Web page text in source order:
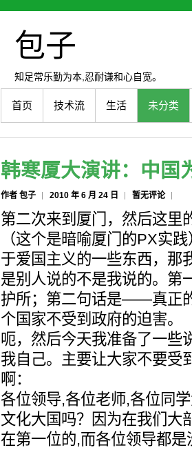
包子
知足常乐勤为本,忍耐谦和心自宽。
首页 技术流 生活 未分类
韩寒厦大演讲：中国
作者 包子 2010 年 6 月 24 日 暂无评论
第二次来到厦门，然后这里
（这个是暗喻厦门的PX实
于爱国主义的一些东西，那
是别人说的不是我说的。
护所；第二句话是——真正
个国家不受到政府的迫害。
呃，然后今天我准备了一些
我自己。主要让大家不要受
啊：
各位领导,各位老师,各位同
文化大国吗？因为在我们大
在第一位的,而各位领导都